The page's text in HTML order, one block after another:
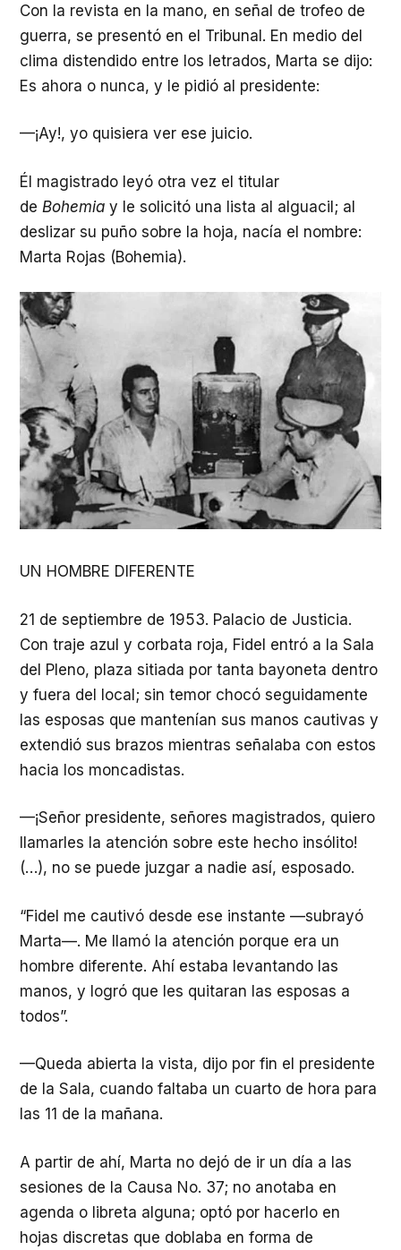
Con la revista en la mano, en señal de trofeo de
guerra, se presentó en el Tribunal. En medio del
clima distendido entre los letrados, Marta se dijo:
Es ahora o nunca, y le pidió al presidente:
—¡Ay!, yo quisiera ver ese juicio.
Él magistrado leyó otra vez el titular
de Bohemia y le solicitó una lista al alguacil; al
deslizar su puño sobre la hoja, nacía el nombre:
Marta Rojas (Bohemia).
UN HOMBRE DIFERENTE
21 de septiembre de 1953. Palacio de Justicia.
Con traje azul y corbata roja, Fidel entró a la Sala
del Pleno, plaza sitiada por tanta bayoneta dentro
y fuera del local; sin temor chocó seguidamente
las esposas que mantenían sus manos cautivas y
extendió sus brazos mientras señalaba con estos
hacia los moncadistas.
—¡Señor presidente, señores magistrados, quiero
llamarles la atención sobre este hecho insólito!
(…), no se puede juzgar a nadie así, esposado.
“Fidel me cautivó desde ese instante —subrayó
Marta—. Me llamó la atención porque era un
hombre diferente. Ahí estaba levantando las
manos, y logró que les quitaran las esposas a
todos”.
—Queda abierta la vista, dijo por fin el presidente
de la Sala, cuando faltaba un cuarto de hora para
las 11 de la mañana.
A partir de ahí, Marta no dejó de ir un día a las
sesiones de la Causa No. 37; no anotaba en
agenda o libreta alguna; optó por hacerlo en
hojas discretas que doblaba en forma de